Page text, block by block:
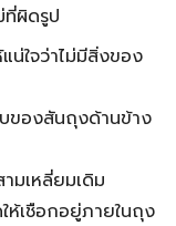
ที่ผิดรูป
น่ใจว่าไม่มีสิ่งของ
องสันถุงด้านข้าง
เหลี่ยมเดิม
ห้เชือกอยู่ภายในถุง